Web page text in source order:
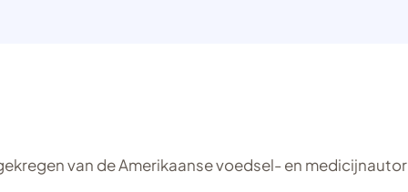
van de Amerikaanse voedsel- en